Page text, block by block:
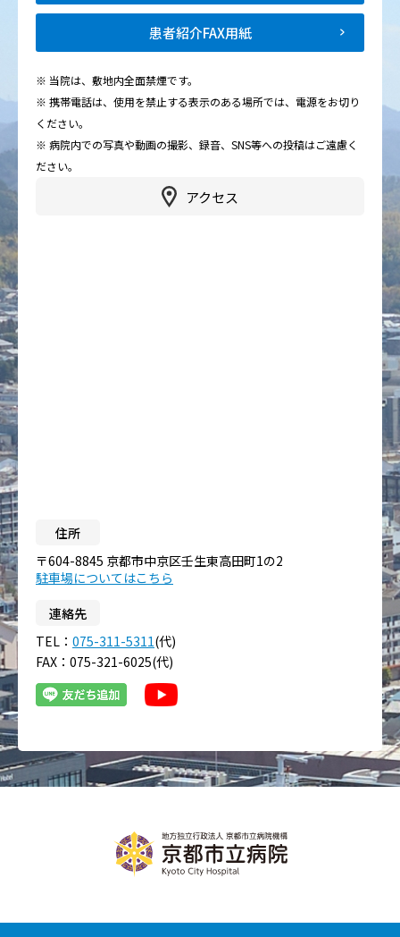
アクセス
住所
〒604-8845 京都市中京区壬生東高田町1の2
駐車場についてはこちら
連絡先
TEL： 075-311-5311(代)
FAX：075-321-6025(代)
患者紹介FAX用紙
※ 当院は、敷地内全面禁煙です。
※ 携帯電話は、使用を禁止する表示のある場所では、電源をお切り
ください。
※ 病院内での写真や動画の撮影、録音、SNS等への投稿はご遠慮く
ださい。